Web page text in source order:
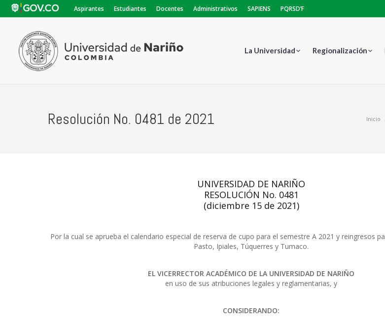
Aspirantes Estudiantes Docentes Administrativos SAPIENS PQRSD’F
La Universidad Regionalización
Resolución No. 0481 de 2021 Inicio
UNIVERSIDAD DE NARIÑO
RESOLUCIÓN No. 0481
(diciembre 15 de 2021)
Por la cual se aprueba el calendario especial de reserva de cupo para el semestre A 2021 y reingresos
Pasto, Ipiales, Túquerres y Tumaco.
EL VICERRECTOR ACADÉMICO DE LA UNIVERSIDAD DE NARIÑO
en uso de sus atribuciones legales y reglamentarias, y
CONSIDERANDO: